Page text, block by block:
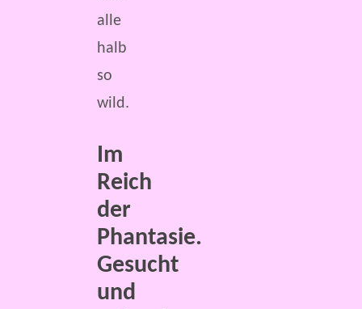
alle
halb
so
wild.
Im
Reich
der
Phantasie.
Gesucht
und